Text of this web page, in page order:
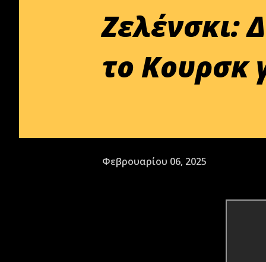
Ζελένσκι:
το Κουρσκ
Φεβρουαρίου 06, 2025